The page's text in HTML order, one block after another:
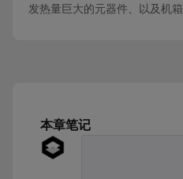
发热量巨大的元器件、以及机箱
本章笔记